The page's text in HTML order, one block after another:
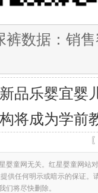
裤数据：销
品乐婴宜婴
将成为学前
婴童网无关。红星婴童网站
供任何明示或暗示的保证。
们将尽快删除。